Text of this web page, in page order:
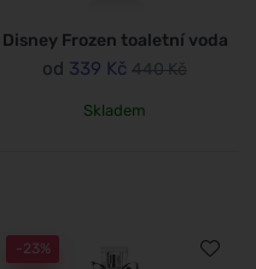
Disney Frozen toaletní voda
od 339 Kč 440 Kč
Skladem
-23%